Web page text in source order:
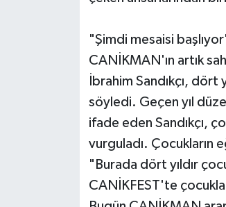
"Şimdi mesaisi
CANİKMAN'ın artık
İbrahim Sandıkçı,
söyledi. Geçen yıl
ifade eden Sandıkçı,
vurguladı. Çocukların
"Burada dört yıldır
CANİKFEST'te